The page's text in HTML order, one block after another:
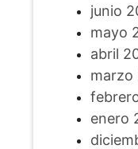
junio
mayo
abril
marzo
enero